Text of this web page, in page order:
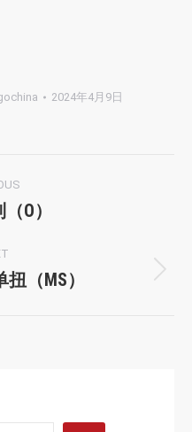
2024年4月9日
O）
（MS）